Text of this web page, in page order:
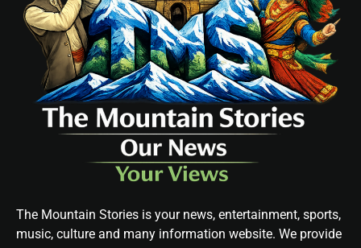
The Mountain Stories is your news, entertainment, sports,
music, culture and many information website. We provide